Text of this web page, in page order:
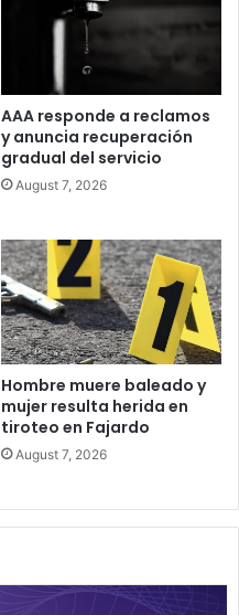
AAA responde a reclamos
y anuncia recuperación
gradual del servicio
August 7, 2026
Hombre muere baleado y
mujer resulta herida en
tiroteo en Fajardo
August 7, 2026